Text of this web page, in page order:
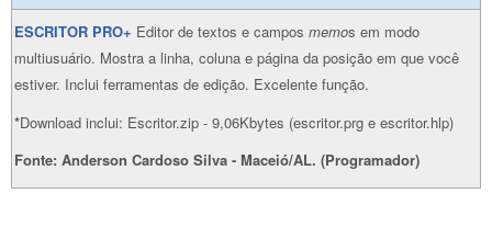
ESCRITOR PRO+ Editor de textos e campos memos em modo
multiusuário. Mostra a linha, coluna e página da posição em que você
estiver. Inclui ferramentas de edição. Excelente função.
*Download inclui: Escritor.zip - 9,06Kbytes (escritor.prg e escritor.hlp)
Fonte: Anderson Cardoso Silva - Maceió/AL. (Programador)